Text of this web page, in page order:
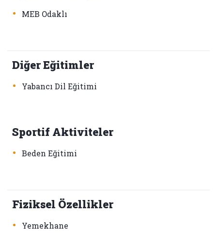
• MEB Odaklı
Diğer Eğitimler
• Yabancı Dil Eğitimi
Sportif Aktiviteler
• Beden Eğitimi
Fiziksel Özellikler
• Yemekhane